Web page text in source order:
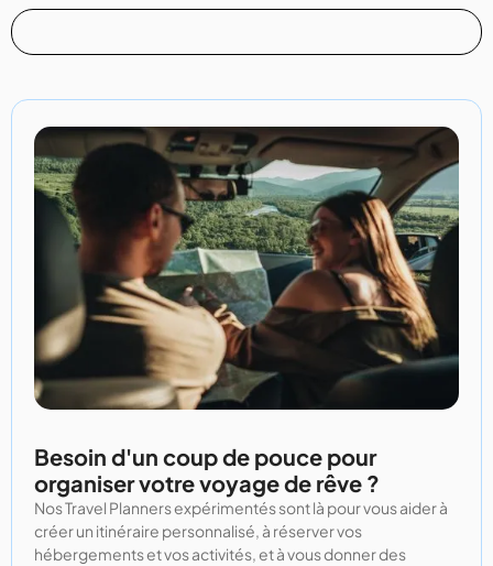
Besoin d'un coup de pouce pour
organiser votre voyage de rêve ?
Nos Travel Planners expérimentés sont là pour vous aider à
créer un itinéraire personnalisé, à réserver vos
hébergements et vos activités, et à vous donner des